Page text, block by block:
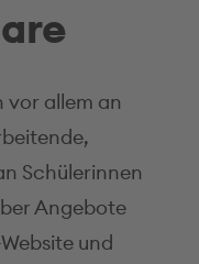
vor allem an
Schülerinnen
Angebote
und